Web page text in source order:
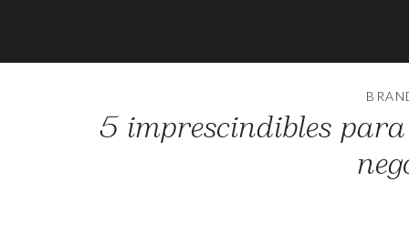
5 imprescindibles